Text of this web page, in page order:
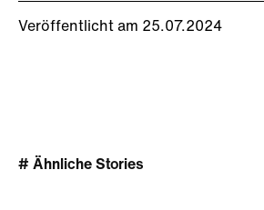
Veröffentlicht am 25.07.2024
# Ähnliche Stories